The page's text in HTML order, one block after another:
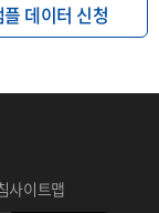
데이터 신청
사이트맵